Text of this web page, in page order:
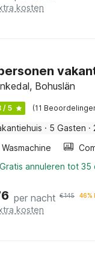
kosten
Bohuslän
/ 5 (11
· 5 Gasten ·
Wasmachine
Gratis annuleren tot
per nacht €145 46%
kosten